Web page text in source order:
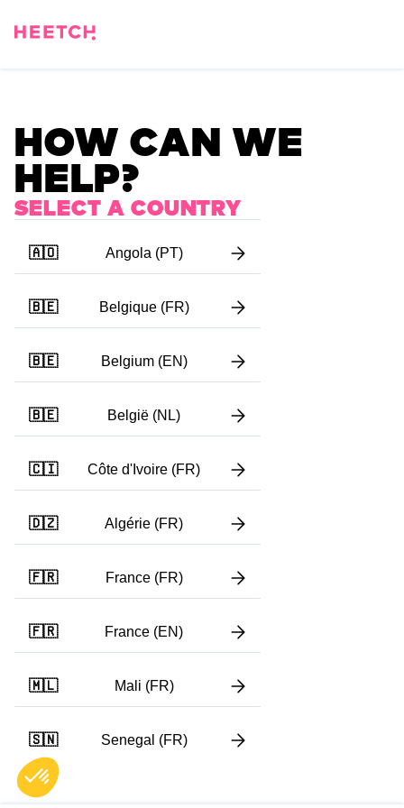
HOW CAN WE
HELP?
SELECT A COUNTRY
🇦🇴 Angola (PT)
🇧🇪 Belgique (FR)
🇧🇪 Belgium (EN)
🇧🇪 België (NL)
🇨🇮 Côte d'Ivoire (FR)
🇩🇿 Algérie (FR)
🇫🇷 France (FR)
🇫🇷 France (EN)
🇲🇱 Mali (FR)
🇸🇳 Senegal (FR)